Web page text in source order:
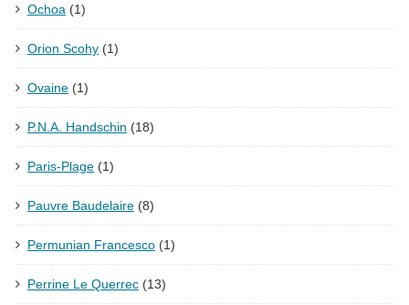
Ochoa (1)
Orion Scohy (1)
Ovaine (1)
P.N.A. Handschin (18)
Paris-Plage (1)
Pauvre Baudelaire (8)
Permunian Francesco (1)
Perrine Le Querrec (13)